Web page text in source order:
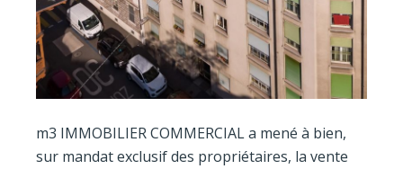
m3 IMMOBILIER COMMERCIAL a mené à bien,
sur mandat exclusif des propriétaires, la vente